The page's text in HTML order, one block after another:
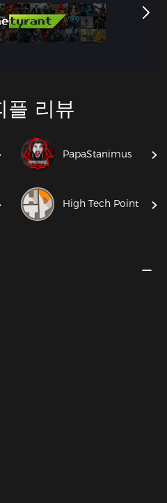
플 리뷰
PapaStanimus
High Tech Point